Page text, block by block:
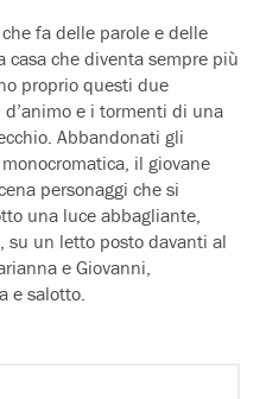
fa delle parole e delle
che diventa sempre più
proprio questi due
e i tormenti di una
Abbandonati gli
il giovane
personaggi che si
una luce abbagliante,
su un letto posto davanti al
e Giovanni,
e salotto.